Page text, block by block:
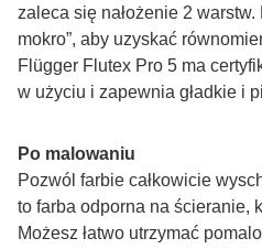
zaleca się nałożenie 2
mokro”, aby uzyskać
Flügger Flutex Pro 5 ma
w użyciu i zapewnia gładkie i
Po malowaniu
Pozwól farbie całkowicie
to farba odporna na ścieranie,
Możesz łatwo utrzymać